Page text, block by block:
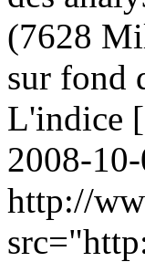
(7628
sur fond
L'indice
2008-
http://